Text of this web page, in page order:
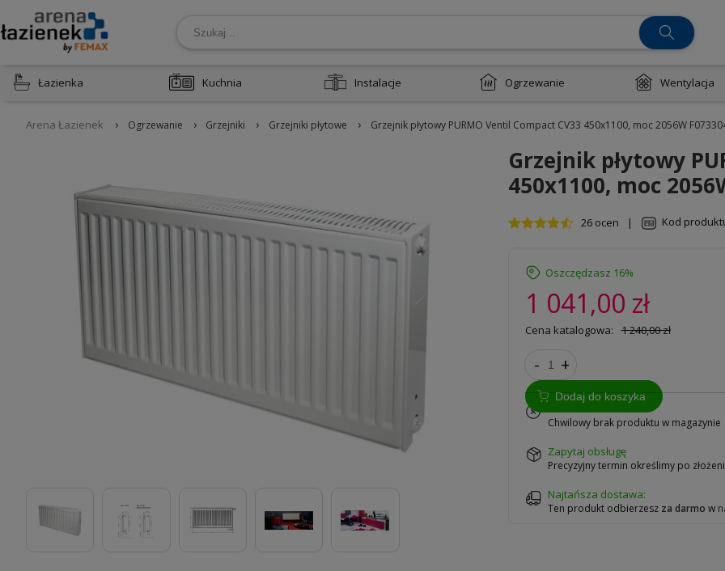
Łazienka Kuchnia Instalacje Ogrzewanie Wentylacja
Arena Łazienek › Ogrzewanie › Grzejniki › Grzejniki płytowe › Grzejnik płytowy PURMO Ventil Compact CV33 450x1100, moc 2056W
Grzejnik płytowy
450x1100, moc
26 ocen | Kod
Oszczędzasz 16%
1 041,00 zł
Cena katalogowa: 1 240,00 zł
- +
Dodaj do koszyka
Chwilowy brak produktu w magazynie
zapytaj obsługę
Precyzyjny termin określimy po
Najtańsza dostawa:
Ten produkt odbierzesz za darmo w